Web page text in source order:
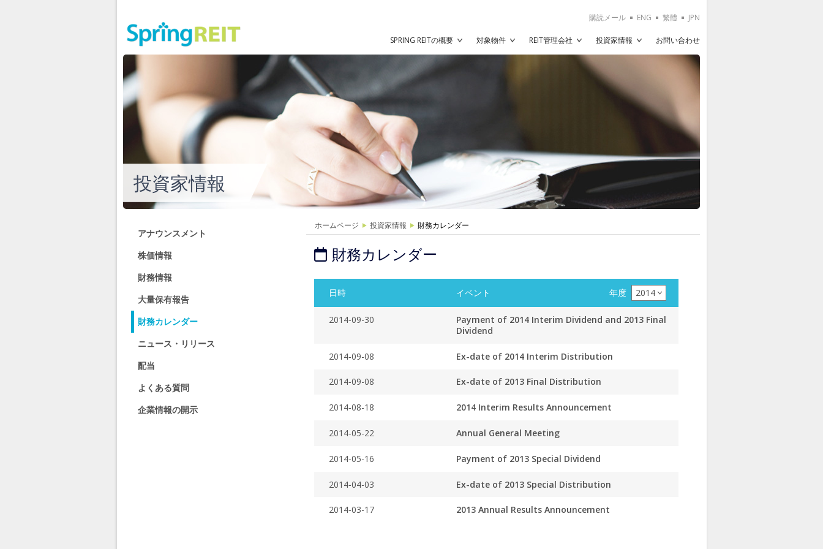
SPRING REITの概要 対象物件 REIT管理会社 投資家情報 お問い合わせ
購読メール ENG 繁體 JPN
投資家情報
アナウンスメント
株価情報
財務情報
大量保有報告
財務カレンダー
ニュース・リリース
配当
よくある質問
企業情報の開示
ホームページ 投資家情報 財務カレンダー
財務カレンダー
日時 イベント 年度 2014
2014-09-30
Payment of 2014 Interim Dividend and 2013 Final
Dividend
2014-09-08 Ex-date of 2014 Interim Distribution
2014-09-08 Ex-date of 2013 Final Distribution
2014-08-18 2014 Interim Results Announcement
2014-05-22 Annual General Meeting
2014-05-16 Payment of 2013 Special Dividend
2014-04-03 Ex-date of 2013 Special Distribution
2014-03-17 2013 Annual Results Announcement